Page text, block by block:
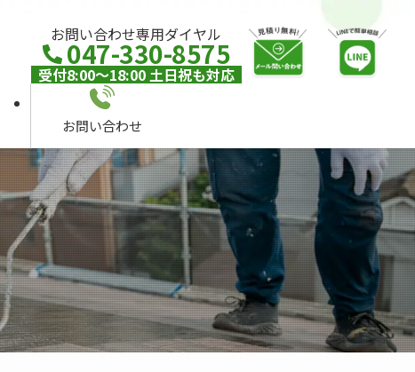
お問い合わせ
お問い合わせ専用ダイヤル
047-330-8575
受付8:00～18:00 土日祝も対応